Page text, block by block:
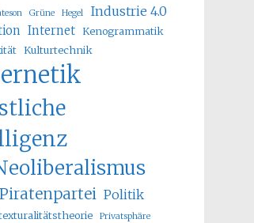
Grüne Hegel Industrie 4.0
Internet Kenogrammatik
Kulturtechnik
Piratenpartei Politik
Privatsphäre